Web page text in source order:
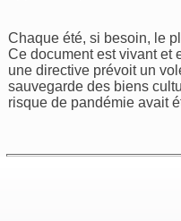
Chaque été, si besoin, le
Ce document est vivant et
une directive prévoit un
sauvegarde des biens
risque de pandémie avait